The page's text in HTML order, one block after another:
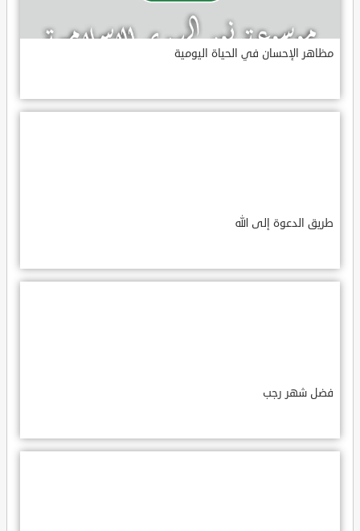
مظاهر الإحسان في الحياة اليومية
طريق الدعوة إلى الله
فضل شهر رجب